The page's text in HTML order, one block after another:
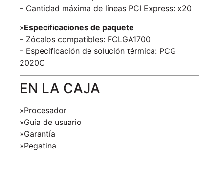
– Cantidad máxima de líneas PCI Express: x20
»Especificaciones de paquete
– Zócalos compatibles: FCLGA1700
– Especificación de solución térmica: PCG
2020C
EN LA CAJA
»Procesador
»Guía de usuario
»Garantía
»Pegatina